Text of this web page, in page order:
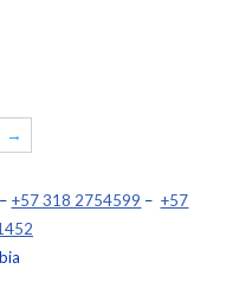
→
– +57 318 2754599 – +57